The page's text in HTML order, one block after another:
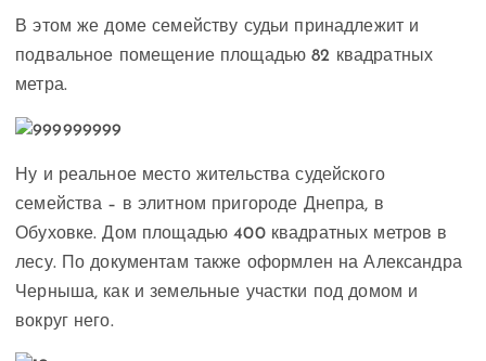
В этом же доме семейству судьи принадлежит и
подвальное помещение площадью 82 квадратных
метра.
Ну и реальное место жительства судейского
семейства – в элитном пригороде Днепра, в
Обуховке. Дом площадью 400 квадратных метров в
лесу. По документам также оформлен на Александра
Черныша, как и земельные участки под домом и
вокруг него.